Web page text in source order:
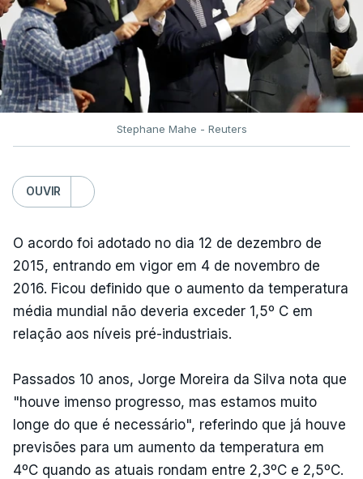
Stephane Mahe - Reuters
OUVIR
O acordo foi adotado no dia 12 de dezembro de
2015, entrando em vigor em 4 de novembro de
2016. Ficou definido que o aumento da temperatura
média mundial não deveria exceder 1,5º C em
relação aos níveis pré-industriais.
Passados 10 anos, Jorge Moreira da Silva nota que
"houve imenso progresso, mas estamos muito
longe do que é necessário", referindo que já houve
previsões para um aumento da temperatura em
4ºC quando as atuais rondam entre 2,3ºC e 2,5ºC.